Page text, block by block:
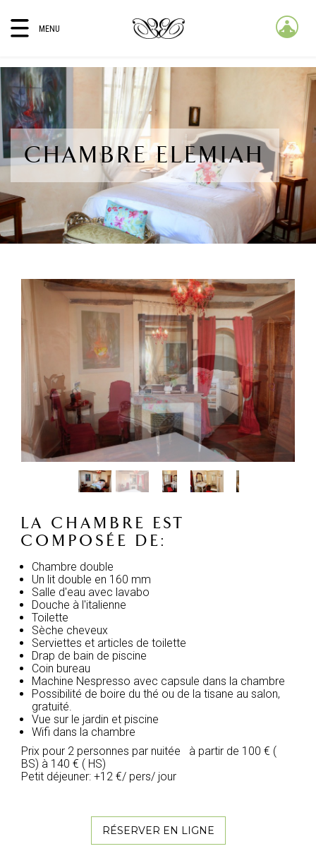
MENU
CHAMBRE ELEMIAH
LA CHAMBRE EST
COMPOSÉE DE:
Chambre double
Un lit double en 160 mm
Salle d'eau avec lavabo
Douche à l'italienne
Toilette
Sèche cheveux
Serviettes et articles de toilette
Drap de bain de piscine
Coin bureau
Machine Nespresso avec capsule dans la chambre
Possibilité de boire du thé ou de la tisane au salon,
gratuité.
Vue sur le jardin et piscine
Wifi dans la chambre
Prix pour 2 personnes par nuitée à partir de 100 € (
BS) à 140 € ( HS)
Petit déjeuner: +12 €/ pers/ jour
RÉSERVER EN LIGNE